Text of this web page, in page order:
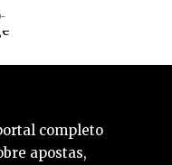
completo
apostas,